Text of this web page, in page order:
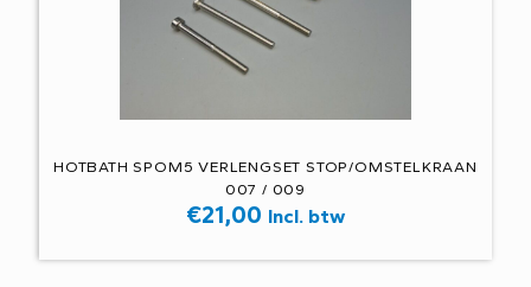
HOTBATH SPOM5 VERLENGSET STOP/OMSTELKRAAN
007 / 009
€21,00 Incl. btw